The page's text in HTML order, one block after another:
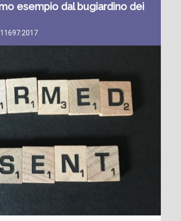
esempio dal bugiardino dei